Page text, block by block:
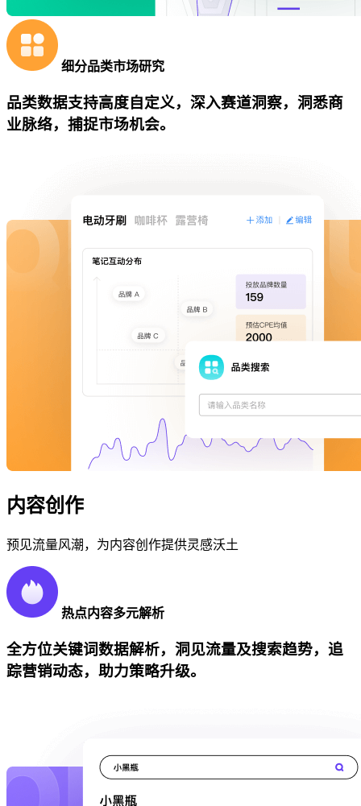
细分品类市场研究
品类数据支持高度自定义，深入赛道洞察，洞悉商
业脉络，捕捉市场机会。
内容创作
预见流量风潮，为内容创作提供灵感沃土
热点内容多元解析
全方位关键词数据解析，洞见流量及搜索趋势，追
踪营销动态，助力策略升级。